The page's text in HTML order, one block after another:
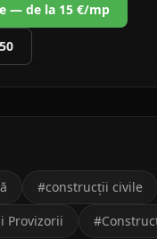
— de la 15 €/mp
#construcții civile
Provizorii #